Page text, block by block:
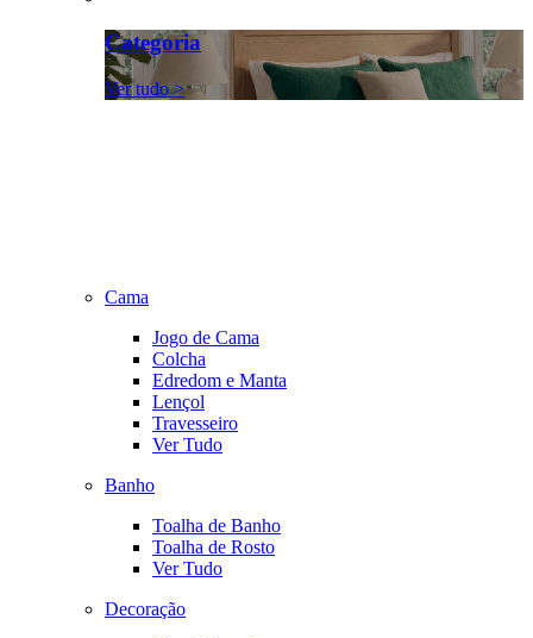
Categoria
Ver tudo >
Cama
Jogo de Cama
Colcha
Edredom e Manta
Lençol
Travesseiro
Ver Tudo
Banho
Toalha de Banho
Toalha de Rosto
Ver Tudo
Decoração